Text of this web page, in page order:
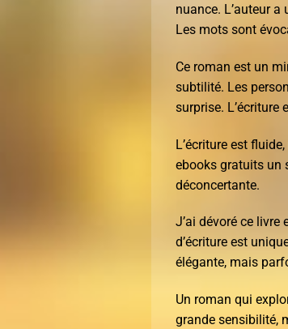
nuance. L’auteur
Les mots sont
Ce roman est un
subtilité. Les
surprise.
L’écriture est
ebooks gratuits un
déconcertante.
J’ai dévoré ce
d’écriture est
élégante, mais
Un roman qui
grande sensibilité,